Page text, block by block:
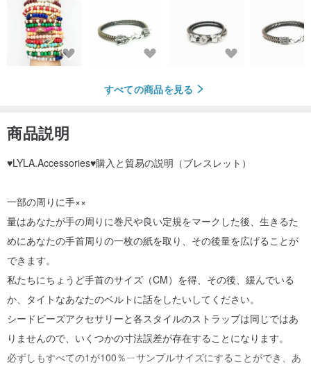
すべての商品を見る
商品説明
♥LYLA.Accessories♥購入と貿易の説明（ブレスレット）
一部の周りに手××
量はあなたが手の周りに巻尺や良い定規をマークした後、生きるた
めにあなたの手首周りの一枚の紙を取り、その後量を広げることが
できます。
私たちにちょうど手首のサイズ（CM）を得、その後、緩んでいる
か、タイトなあなたのベルトに話をしたいしてください。
シードビーズアクセサリーと各スタイルのストラップは同じではあ
りませんので、いくつかの寸法誤差が存在することになります。
必ずしもすべての1が100％ㄧサンプルサイズにすることができ、あ